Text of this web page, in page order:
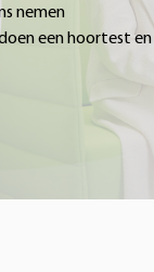
nemen
een hoortest en